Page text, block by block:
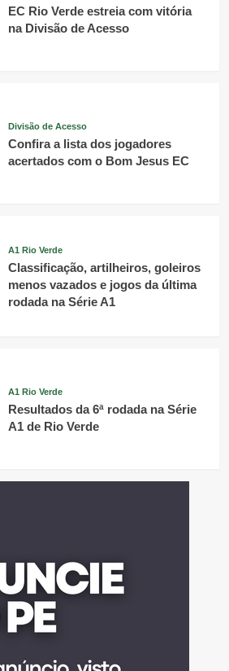
EC Rio Verde estreia com vitória
na Divisão de Acesso
Divisão de Acesso
Confira a lista dos jogadores
acertados com o Bom Jesus EC
A1 Rio Verde
Classificação, artilheiros, goleiros
menos vazados e jogos da última
rodada na Série A1
A1 Rio Verde
Resultados da 6ª rodada na Série
A1 de Rio Verde